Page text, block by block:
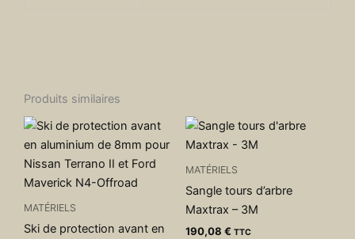
Produits similaires
MATÉRIELS
Ski de protection avant en
MATÉRIELS
Sangle tours d’arbre
Maxtrax – 3M
190,08 € TTC